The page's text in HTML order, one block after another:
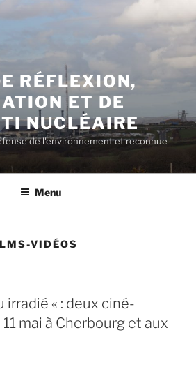
RÉFLEXION,
ET DE
NUCLÉAIRE
de l'environnement et reconnue
Menu
VIDÉOS
irradié « : deux ciné-
mai à Cherbourg et aux